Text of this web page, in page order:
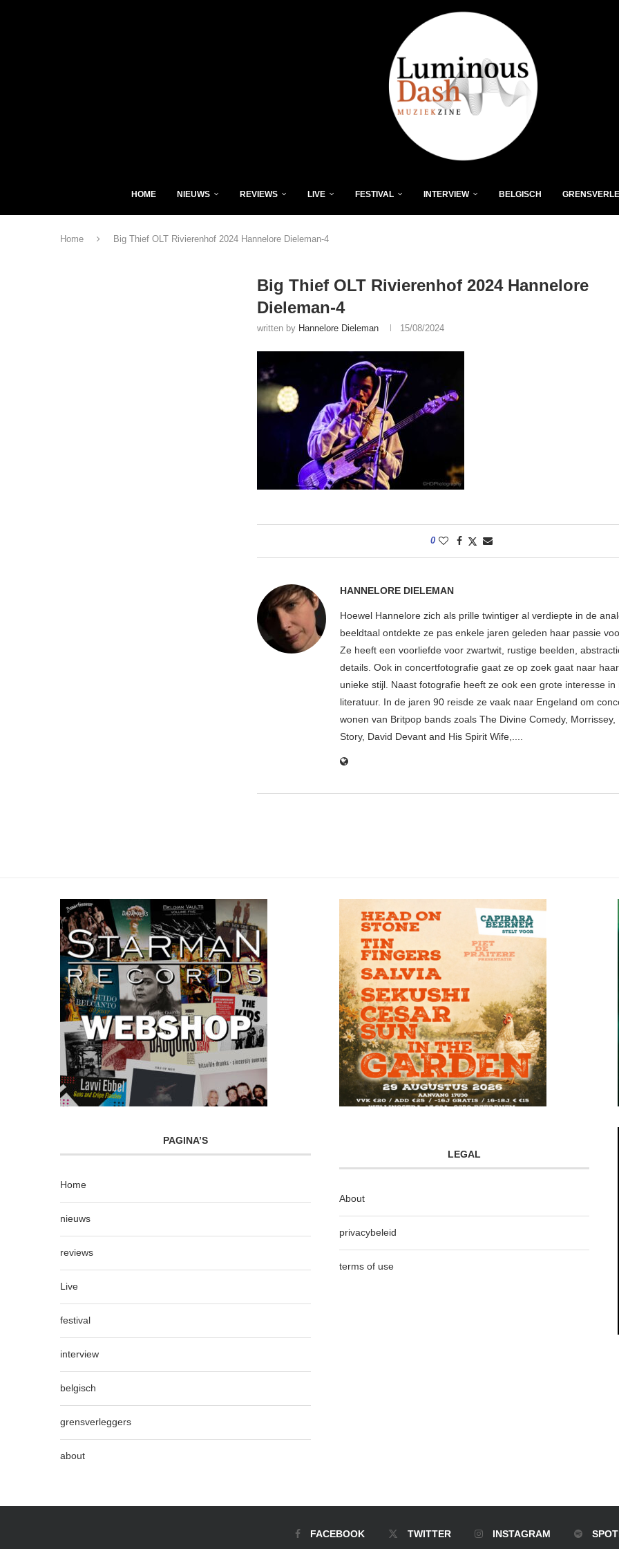
HOME NIEUWS REVIEWS LIVE FESTIVAL INTERVIEW BELGISCH
Home Big Thief OLT Rivierenhof 2024 Hannelore Dieleman-4
Big Thief OLT Rivierenhof 2024 Hannelore
Dieleman-4
written by Hannelore Dieleman 15/08/2024
0
HANNELORE DIELEMAN
Hoewel Hannelore zich als prille twintiger al verdiepte in de
beeldtaal ontdekte ze pas enkele jaren geleden haar passie
Ze heeft een voorliefde voor zwartwit, rustige beelden,
details. Ook in concertfotografie gaat ze op zoek gaat naar
unieke stijl. Naast fotografie heeft ze ook een grote interesse in
literatuur. In de jaren 90 reisde ze vaak naar Engeland om
wonen van Britpop bands zoals The Divine Comedy, Morrissey,
Story, David Devant and His Spirit Wife,....
PAGINA’S
Home
nieuws
reviews
Live
festival
interview
belgisch
grensverleggers
about
LEGAL
About
privacybeleid
terms of use
FACEBOOK TWITTER INSTAGRAM